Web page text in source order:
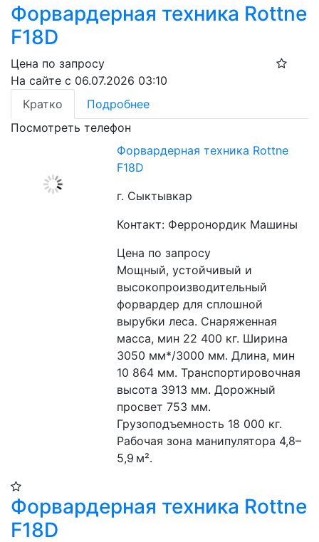
Форвардерная техника Rottne
F18D
Цена по запросу
На сайте с 06.07.2026 03:10
Кратко
Подробнее
Посмотреть телефон
Форвардерная техника Rottne
F18D
г. Сыктывкар
Контакт: Ферронордик Машины
Цена по запросу
Мощный, устойчивый и
высокопроизводительный
форвардер для сплошной
вырубки леса. Снаряженная
масса, мин 22 400 кг. Ширина
3050 мм*/3000 мм. Длина, мин
10 864 мм. Транспортировочная
высота 3913 мм. Дорожный
просвет 753 мм.
Грузоподъемность 18 000 кг.
Рабочая зона манипулятора 4,8–
5,9 м².
Форвардерная техника Rottne
F18D